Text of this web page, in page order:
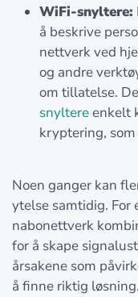
WiFi-snyltere:
å beskrive
nettverk ved
og andre
om tillatelse.
snyltereenkelt
kryptering,
Noen ganger kan
ytelse samtidig. For
nabonettverk
for å skape
årsakene som
å finne riktig løsning.